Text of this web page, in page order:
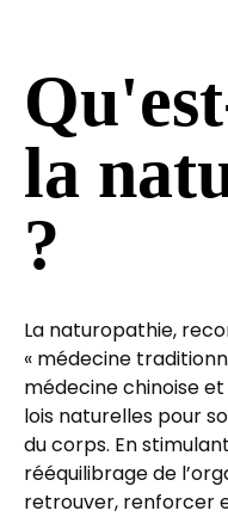
la
?
La naturopathie,
« médecine
médecine chinoise
lois naturelles pour
du corps. En
rééquilibrage de
retrouver, renforcer